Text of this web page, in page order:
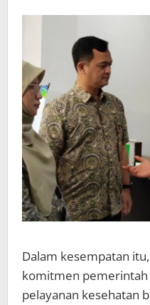
Dalam kesempatan
komitmen
pelayanan kesehatan